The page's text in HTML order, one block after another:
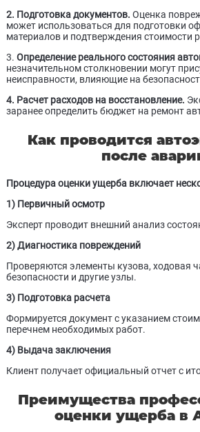
2. Подготовка документов. Оценка
может использоваться для подготовки
материалов и подтверждения стоимости
3. Определение реального состояния
незначительном столкновении могут
неисправности, влияющие на
4. Расчет расходов на восстановление.
заранее определить бюджет на ремонт
Как проводится
после
Процедура оценки ущерба включает
1) Первичный осмотр
Эксперт проводит внешний анализ
2) Диагностика повреждений
Проверяются элементы кузова, ходовая
безопасности и другие узлы.
3) Подготовка расчета
Формируется документ с указанием
перечнем необходимых работ.
4) Выдача заключения
Клиент получает официальный отчет с
Преимущества
оценки ущерба в